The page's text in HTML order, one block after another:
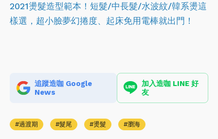
2021燙髮造型範本！短髮/中長髮/水波紋/韓系燙這
樣選，超小臉夢幻捲度、起床免用電棒就出門！
追蹤造咖 Google
News
加入造咖 LINE 好
友
過渡期 髮尾 燙髮 瀏海